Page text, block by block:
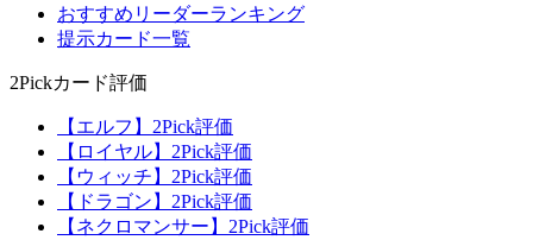
おすすめリーダーランキング
提示カード一覧
2Pickカード評価
【エルフ】2Pick評価
【ロイヤル】2Pick評価
【ウィッチ】2Pick評価
【ドラゴン】2Pick評価
【ネクロマンサー】2Pick評価